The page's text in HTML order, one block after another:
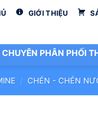
GIỚI THIỆU
CHUYÊN PHÂN PHỐI
/ CHÉN - CHÉN